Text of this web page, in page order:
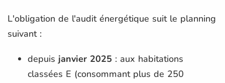
L'obligation de l'audit énergétique suit le planning
suivant :
depuis janvier 2025 : aux habitations
classées E (consommant plus de 250